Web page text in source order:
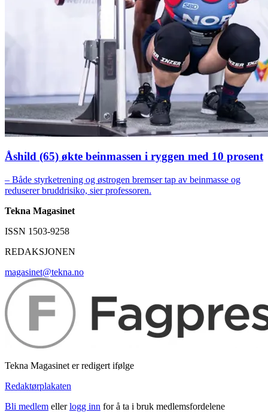
Åshild (65) økte beinmassen i ryggen med 10 prosent
– Både styrketrening og østrogen bremser tap av beinmasse og
reduserer bruddrisiko, sier professoren.
Tekna Magasinet
ISSN 1503-9258
REDAKSJONEN
magasinet@tekna.no
Tekna Magasinet er redigert ifølge
Redaktørplakaten
Bli medlem ellerlogg inn for å ta i bruk medlemsfordelene